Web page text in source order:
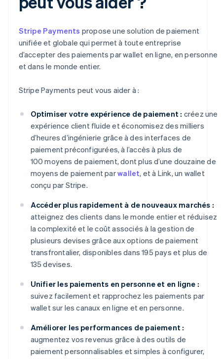
Stripe Payments propose une solution de paiement
unifiée et globale qui permet à toute entreprise
d’accepter des paiements par wallet en ligne, en personne
et dans le monde entier.
Stripe Payments peut vous aider à :
Optimiser votre expérience de paiement : créez une
expérience client fluide et économisez des milliers
d’heures d’ingénierie grâce à des interfaces de
paiement préconfigurées, à l’accès à plus de
100 moyens de paiement, dont plus d’une douzaine de
moyens de paiement parwallet, et à Link, un wallet
conçu par Stripe.
Accéder plus rapidement à de nouveaux marchés :
atteignez des clients dans le monde entier et réduisez
la complexité et le coût associés à la gestion de
plusieurs devises grâce aux options de paiement
transfrontalier, disponibles dans 195 pays et plus de
135 devises.
Unifier les paiements en personne et en ligne :
suivez facilement et rapprochez les paiements par
wallet sur les canaux en ligne et en personne.
Améliorer les performances de paiement :
augmentez vos revenus grâce à des outils de
paiement personnalisables et simples à configurer,